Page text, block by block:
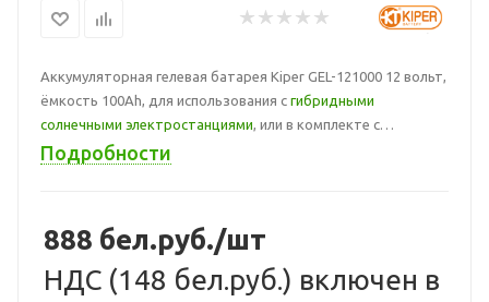
Аккумуляторная гелевая батарея Kiper GEL-121000 12 вольт,
ёмкость 100Ah, для использования с гибридными
солнечными электростанциями, или в комплекте с
солнечными панелями на 12 вольт
Подробности
888 бел.руб./шт
НДС (148 бел.руб.) включен в